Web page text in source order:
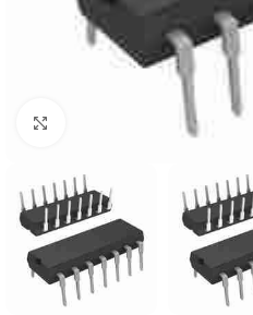
Cliquez pour agrandir